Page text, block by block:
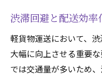
渋滞回避と配送効率
軽貨物運送において、
大幅に向上させる重要
では交通量が多いため